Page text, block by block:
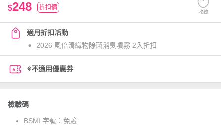
$248 折扣價
收藏
適用折扣活動
2026 風倍清織物除菌消臭噴霧 2入折扣
※不適用優惠券
檢驗碼
BSMI 字號： 免驗